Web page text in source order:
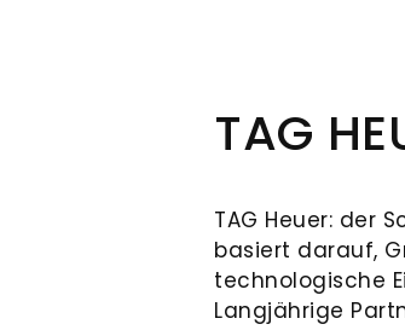
TAG
TAG Heuer: der
basiert darauf,
technologische
Langjährige